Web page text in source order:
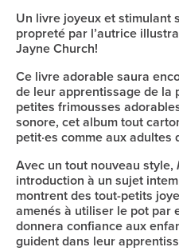
Un livre joyeux et stimulant
propreté par l’autrice
Jayne Church!
Ce livre adorable saura
de leur apprentissage de la
petites frimousses
sonore, cet album tout
petit·es comme aux
Avec un tout nouveau style,
introduction à un sujet
montrent des tout-petits
amenés à utiliser le pot par
donnera confiance aux
guident dans leur